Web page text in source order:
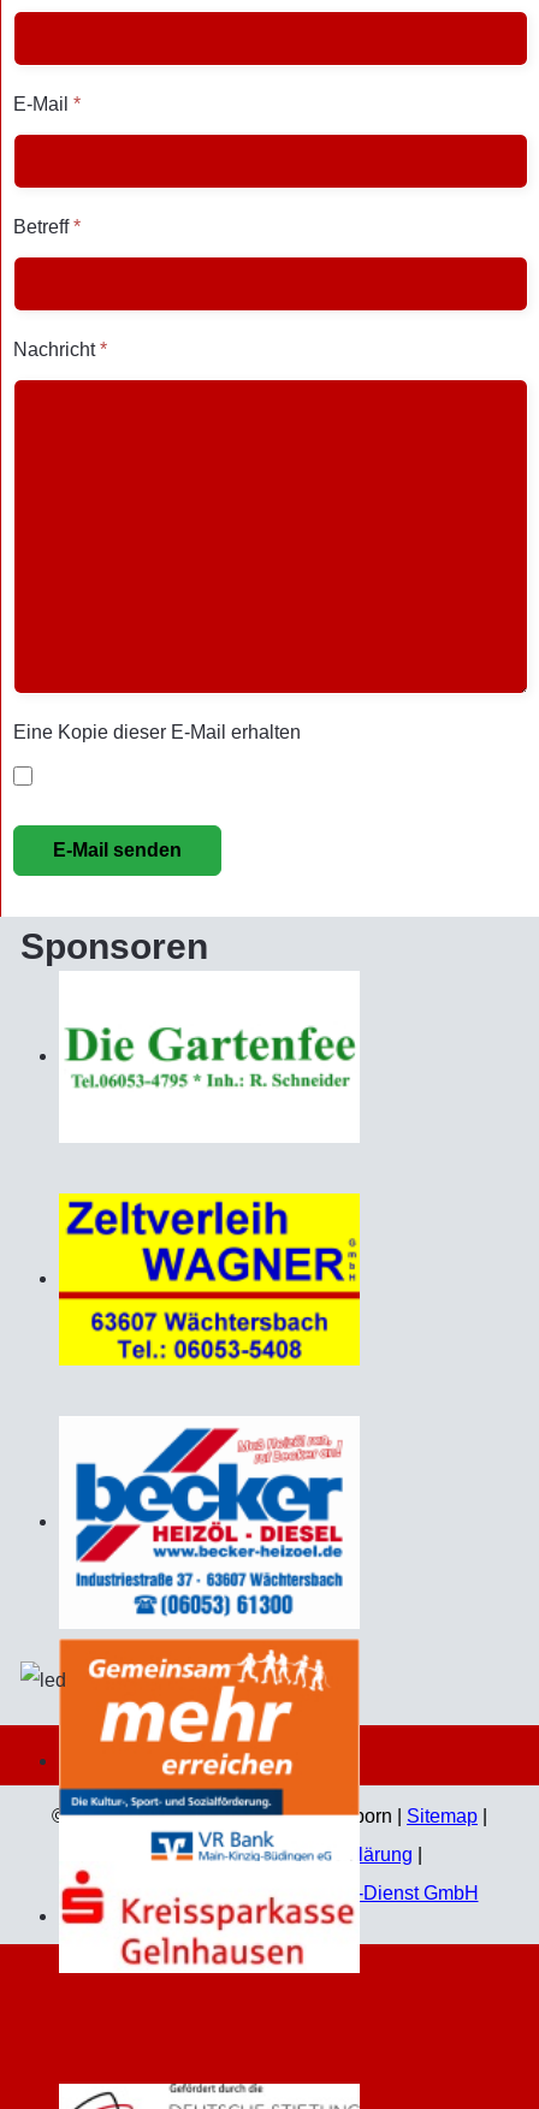
E-Mail *
Betreff*
Nachricht*
Eine Kopie dieser E-Mail erhalten
E-Mail senden
Sponsoren
© 2026 Kulturgemeinschaft Wittgenborn | Sitemap
Impressum|Datenschutzerklärung
Technische Umsetzung:Jahn EDV-Dienst GmbH